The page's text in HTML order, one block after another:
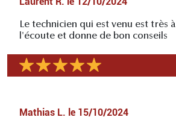
Le technicien qui est venu est très à
l'écoute et donne de bon conseils
Mathias L. le 15/10/2024